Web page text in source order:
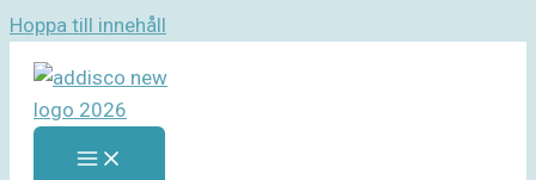
Hoppa till innehåll